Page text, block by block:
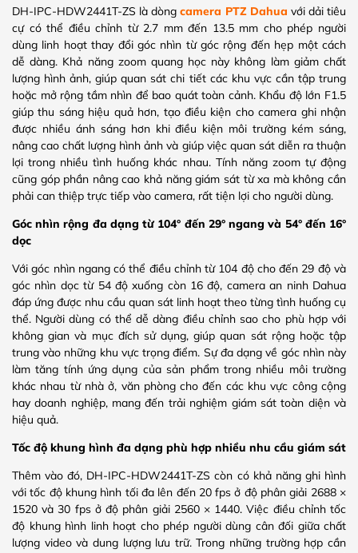
DH-IPC-HDW2441T-ZS là dòngcamera PTZ Dahua với dải tiêu
cự có thể điều chỉnh từ 2.7 mm đến 13.5 mm cho phép người
dùng linh hoạt thay đổi góc nhìn từ góc rộng đến hẹp một cách
dễ dàng. Khả năng zoom quang học này không làm giảm chất
lượng hình ảnh, giúp quan sát chi tiết các khu vực cần tập trung
hoặc mở rộng tầm nhìn để bao quát toàn cảnh. Khẩu độ lớn F1.5
giúp thu sáng hiệu quả hơn, tạo điều kiện cho camera ghi nhận
được nhiều ánh sáng hơn khi điều kiện môi trường kém sáng,
nâng cao chất lượng hình ảnh và giúp việc quan sát diễn ra thuận
lợi trong nhiều tình huống khác nhau. Tính năng zoom tự động
cũng góp phần nâng cao khả năng giám sát từ xa mà không cần
phải can thiệp trực tiếp vào camera, rất tiện lợi cho người dùng.
Góc nhìn rộng đa dạng từ 104° đến 29° ngang và 54° đến 16°
dọc
Với góc nhìn ngang có thể điều chỉnh từ 104 độ cho đến 29 độ và
góc nhìn dọc từ 54 độ xuống còn 16 độ, camera an ninh Dahua
đáp ứng được nhu cầu quan sát linh hoạt theo từng tình huống cụ
thể. Người dùng có thể dễ dàng điều chỉnh sao cho phù hợp với
không gian và mục đích sử dụng, giúp quan sát rộng hoặc tập
trung vào những khu vực trọng điểm. Sự đa dạng về góc nhìn này
làm tăng tính ứng dụng của sản phẩm trong nhiều môi trường
khác nhau từ nhà ở, văn phòng cho đến các khu vực công cộng
hay doanh nghiệp, mang đến trải nghiệm giám sát toàn diện và
hiệu quả.
Tốc độ khung hình đa dạng phù hợp nhiều nhu cầu giám sát
Thêm vào đó, DH-IPC-HDW2441T-ZS còn có khả năng ghi hình
với tốc độ khung hình tối đa lên đến 20 fps ở độ phân giải 2688 ×
1520 và 30 fps ở độ phân giải 2560 × 1440. Việc điều chỉnh tốc
độ khung hình linh hoạt cho phép người dùng cân đối giữa chất
lượng video và dung lượng lưu trữ. Trong những trường hợp cần